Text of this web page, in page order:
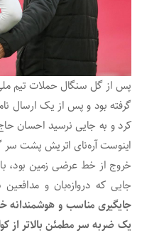
پس از گل سنگال حملات تیم
گرفته بود و پس از یک ارسال
کرد و به جایی نرسید احسان
اینوست آره‌نای اتریش پشت سر
خروج از خط عرضی زمین بود، با
جایی که دروازه‌‎بان و مدافعین سنگال غافلگیر شدند و
جایگیری مناسب و هوشمندانه
یک ضربه سر مطمئن بالاتر از